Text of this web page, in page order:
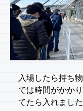
入場したら持ち
では時間がかか
てたら入れました